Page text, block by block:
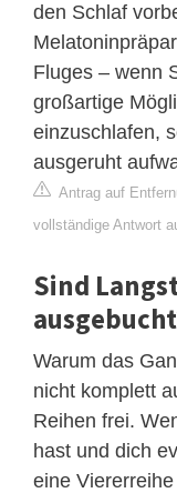
den Schlaf
Fluges – wenn
großartige
einzuschlafen,
ausgeruht
Antrag auf
vollständige Antwort
Sind
Warum das
nicht komplett
Reihen frei.
hast und dich
eine